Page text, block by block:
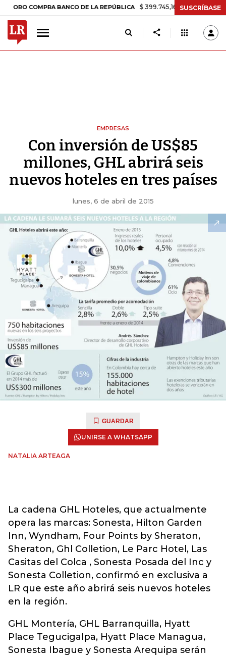
BANCO DE LA REPÚBLICA $ 399.745,16 +$ 2.295,71 +0,58%
SUSCRÍBASE
EMPRESAS
Con inversión de US$85
millones, GHL abrirá seis
nuevos hoteles en tres países
lunes, 6 de abril de 2015
GUARDAR
UNIRSE A WHATSAPP
NATALIA ARTEAGA
La cadena GHL Hoteles, que actualmente
opera las marcas: Sonesta, Hilton Garden
Inn, Wyndham, Four Points by Sheraton,
Sheraton, Ghl Colletion, Le Parc Hotel, Las
Casitas del Colca , Sonesta Posada del Inc y
Sonesta Colletion, confirmó en exclusiva a
LR que este año abrirá seis nuevos hoteles
en la región.
GHL Montería, GHL Barranquilla, Hyatt
Place Tegucigalpa, Hyatt Place Managua,
Sonesta Ibague y Sonesta Arequipa serán